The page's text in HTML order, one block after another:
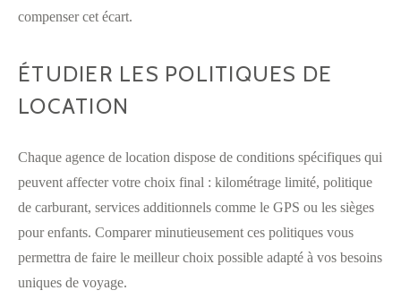
compenser cet écart.
ÉTUDIER LES POLITIQUES DE
LOCATION
Chaque agence de location dispose de conditions spécifiques qui
peuvent affecter votre choix final : kilométrage limité, politique
de carburant, services additionnels comme le GPS ou les sièges
pour enfants. Comparer minutieusement ces politiques vous
permettra de faire le meilleur choix possible adapté à vos besoins
uniques de voyage.